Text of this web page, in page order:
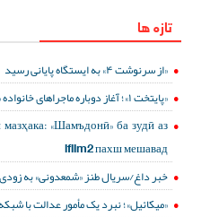
تازه ها
«از سرنوشت ۴» به ایستگاه پایانی رسید
«پایتخت ۱»؛ آغاز دوباره ماجراهای خانواده «نقی معمولی» در آی‌فیلم۲
«Шамъдонӣ» ба зудӣ аз
ifilm2 пахш мешавад
خبر داغ/سریال طنز «شمعدونی» به زودی
«میکائیل»؛ نبرد یک مأمور عدالت با